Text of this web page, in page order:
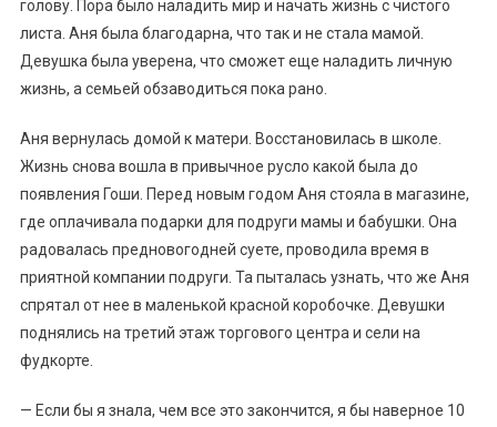
голову. Пора было наладить мир и начать жизнь с чистого
листа. Аня была благодарна, что так и не стала мамой.
Девушка была уверена, что сможет еще наладить личную
жизнь, а семьей обзаводиться пока рано.
Аня вернулась домой к матери. Восстановилась в школе.
Жизнь снова вошла в привычное русло какой была до
появления Гоши. Перед новым годом Аня стояла в магазине,
где оплачивала подарки для подруги мамы и бабушки. Она
радовалась предновогодней суете, проводила время в
приятной компании подруги. Та пыталась узнать, что же Аня
спрятал от нее в маленькой красной коробочке. Девушки
поднялись на третий этаж торгового центра и сели на
фудкорте.
— Если бы я знала, чем все это закончится, я бы наверное 10